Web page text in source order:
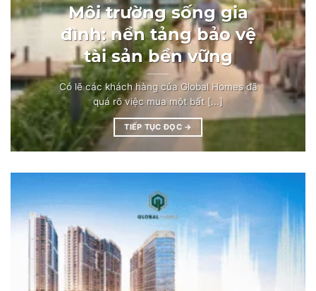
Môi trường sống gia
đình: nền tảng bảo vệ
tài sản bền vững
Có lẽ các khách hàng của Global Homes đã
quá rõ việc mua một bất [...]
TIẾP TỤC ĐỌC →